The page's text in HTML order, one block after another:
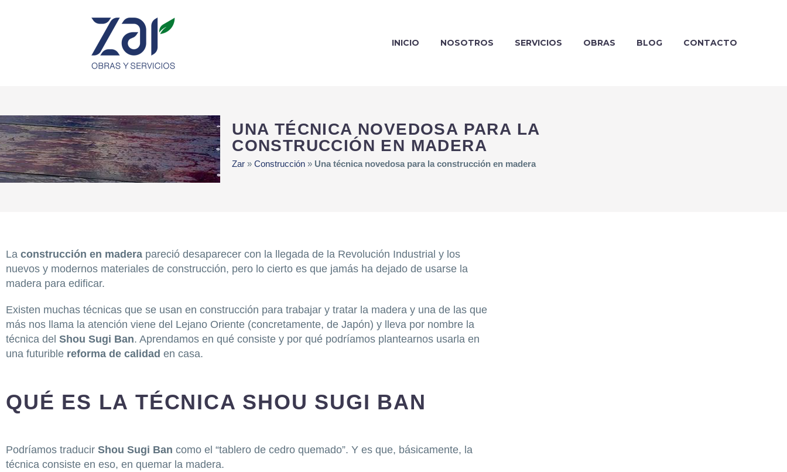
INICIO NOSOTROS SERVICIOS OBRAS BLOG CONTACTO
UNA TÉCNICA NOVEDOSA PARA LA
CONSTRUCCIÓN EN MADERA
Zar »Construcción » Una técnica novedosa para la construcción en madera
La construcción en madera pareció desaparecer con la llegada de la Revolución Industrial y los
nuevos y modernos materiales de construcción, pero lo cierto es que jamás ha dejado de usarse la
madera para edificar.
Existen muchas técnicas que se usan en construcción para trabajar y tratar la madera y una de las que
más nos llama la atención viene del Lejano Oriente (concretamente, de Japón) y lleva por nombre la
técnica del Shou Sugi Ban. Aprendamos en qué consiste y por qué podríamos plantearnos usarla en
una futurible reforma de calidad en casa.
QUÉ ES LA TÉCNICA SHOU SUGI BAN
Podríamos traducir Shou Sugi Ban como el “tablero de cedro quemado”. Y es que, básicamente, la
técnica consiste en eso, en quemar la madera.